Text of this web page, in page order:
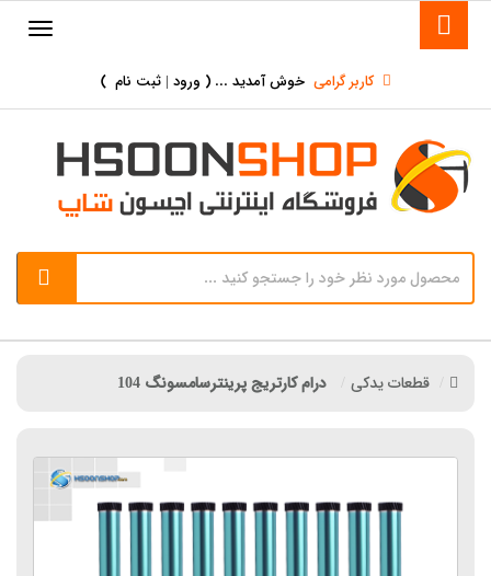
کاربر گرامی خوش آمدید ... ( ورود | ثبت نام )
قطعات یدکی درام کارتریج پرینترسامسونگ 104